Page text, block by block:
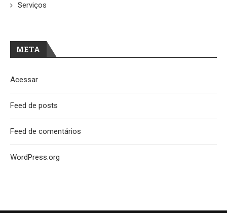
Serviços
META
Acessar
Feed de posts
Feed de comentários
WordPress.org